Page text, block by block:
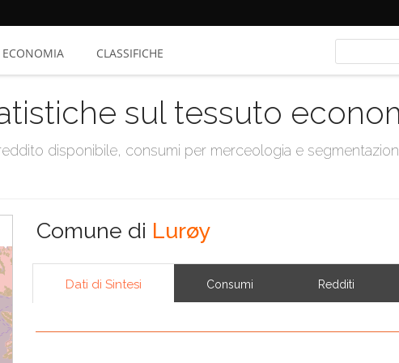
ECONOMIA CLASSIFICHE
sul tessuto
disponibile, consumi per merceologia e
Comune di Lurøy
Dati di Sintesi Consumi Redditi